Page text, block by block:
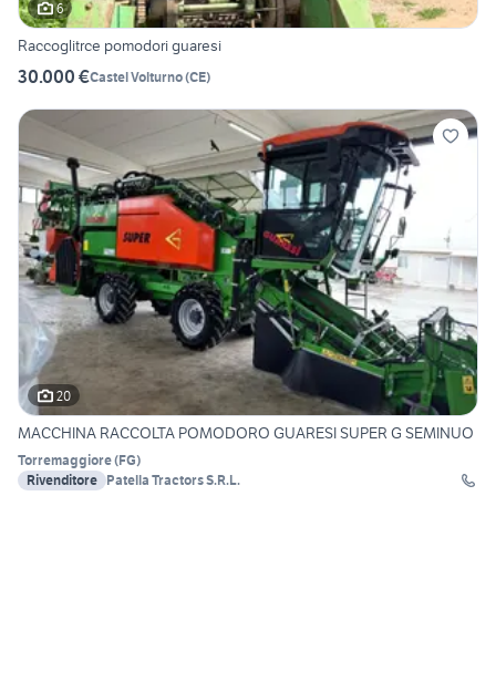
6
Raccoglitrce pomodori guaresi
30.000 €Castel Volturno(CE)
20
MACCHINA RACCOLTA POMODORO GUARESI SUPER G SEMINUO
Torremaggiore(FG)
Rivenditore Patella Tractors S.R.L.